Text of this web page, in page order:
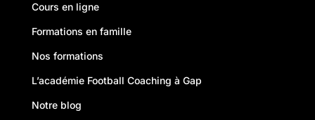
Cours en ligne
Formations en famille
Nos formations
L’académie Football Coaching à Gap
Notre blog